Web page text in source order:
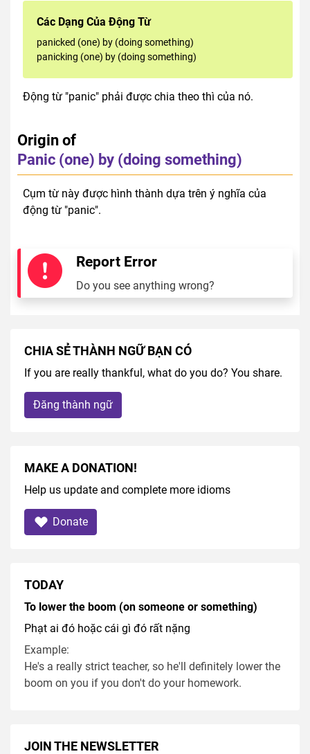
Các Dạng Của Động Từ
panicked (one) by (doing something)
panicking (one) by (doing something)
Động từ "panic" phải được chia theo thì của nó.
Origin of
Panic (one) by (doing something)
Cụm từ này được hình thành dựa trên ý nghĩa của
động từ "panic".
Report Error
Do you see anything wrong?
CHIA SẺ THÀNH NGỮ BẠN CÓ
If you are really thankful, what do you do? You share.
Đăng thành ngữ
MAKE A DONATION!
Help us update and complete more idioms
Donate
TODAY
To lower the boom (on someone or something)
Phạt ai đó hoặc cái gì đó rất nặng
Example:
He's a really strict teacher, so he'll definitely lower the
boom on you if you don't do your homework.
JOIN THE NEWSLETTER